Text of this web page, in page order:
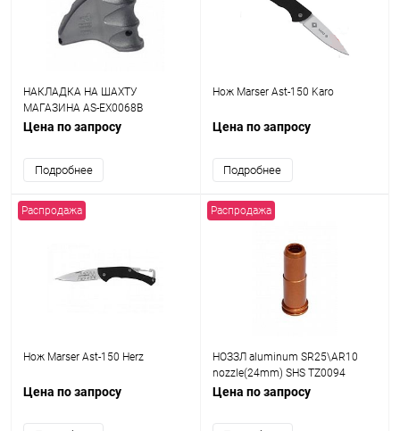
НАКЛАДКА НА ШАХТУ
МАГАЗИНА AS-EX0068B
Цена по запросу
Подробнее
Нож Marser Ast-150 Karo
Цена по запросу
Подробнее
Распродажа
Нож Marser Ast-150 Herz
Цена по запросу
Распродажа
НОЗЗЛ aluminum SR25\AR10
nozzle(24mm) SHS TZ0094
Цена по запросу